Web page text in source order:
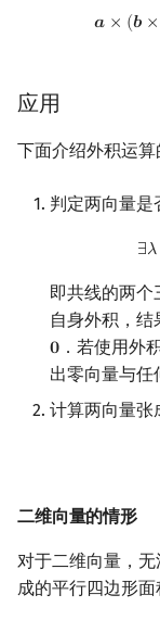
𝒂 × (𝒃 ×a
应用
下面介绍外积运算
判定两向量是
∃𝜆
即共线的两个
自身外积，结
𝟎
0 ．若使用外
出零向量与任
计算两向量张
二维向量的情形
对于二维向量，
成的平行四边形面